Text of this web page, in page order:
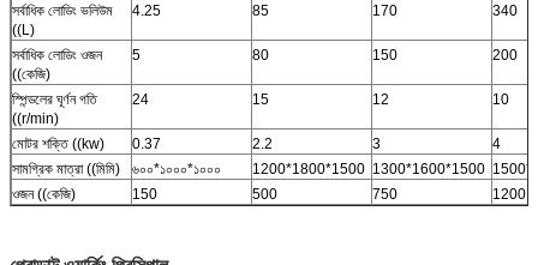
সর্বাধিক লোডিং ভলিউম
((L)
4.25 85 170 340
সর্বাধিক লোডিং ওজন
((কেজি)
5 80 150 200
স্পিন্ডলের ঘূর্ণন গতি
((r/min)
24 15 12 10
মোটর শক্তি ((kw) 0.37 2.2 3
4
সামগ্রিক মাত্রা ((মিমি)
৬০০*১০০০*১০০০ 1200*1800*1500 1300*1600*1500
ওজন ((কেজি)
150 500 750 1200